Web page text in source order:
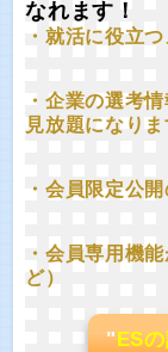
なれます！
・就活に役立
・企業の選考
見放題になりま
・会員限定公
・会員専用機
ど）
"ES